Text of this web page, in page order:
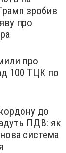
зробив
про
про
100 ТЦК по
до
ПДВ: як
система